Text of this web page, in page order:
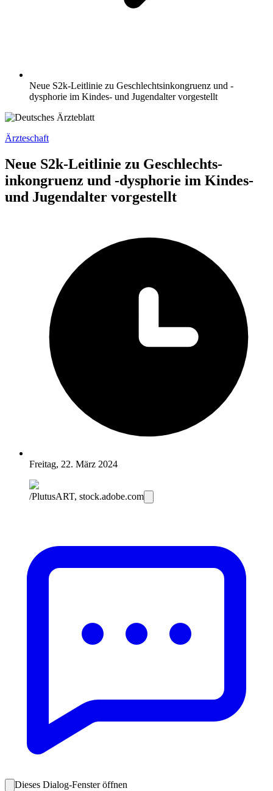
Neue S2k-Leitlinie zu Geschlechts­inkongruenz und -
dysphorie im Kindes- und Jugendalter vorgestellt
Ärzteschaft
Neue S2k-Leitlinie zu Geschlechts­
inkongruenz und -dysphorie im Kindes-
und Jugendalter vorgestellt
Freitag, 22. März 2024
/PlutusART, stock.adobe.com
Dieses Dialog-Fenster öffnen